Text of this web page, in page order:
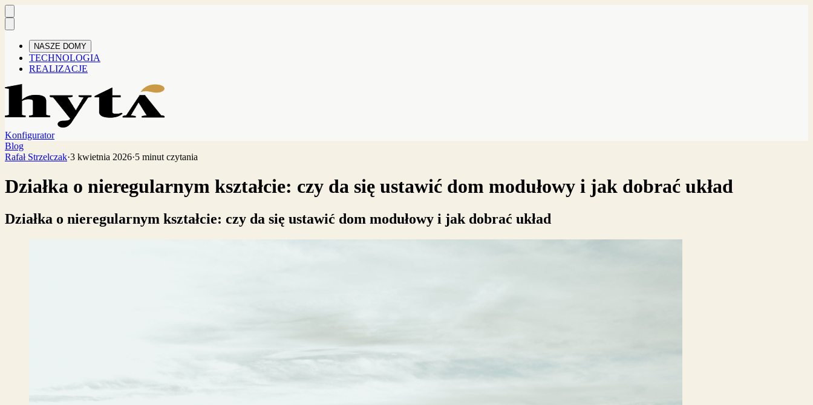
NASZE DOMY
TECHNOLOGIA
REALIZACJE
Konfigurator
Blog
Rafał Strzelczak·3 kwietnia 2026·5 minut czytania
Działka o nieregularnym kształcie: czy da się ustawić dom modułowy i jak dobrać układ
Działka o nieregularnym kształcie: czy da się ustawić dom modułowy i jak dobrać układ